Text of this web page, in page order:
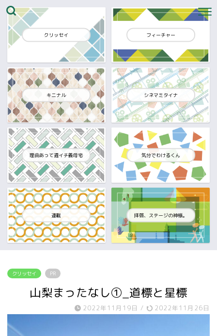
クリッセイ フィーチャー
キニナル シネマミタイナ
理由あって週イチ義母宅 気分でわけるくん
連載 拝啓、ステージの神様。
クリッセイ PR
山梨まったなし①_道標と星標
2022年11月19日 / 2022年11月26日